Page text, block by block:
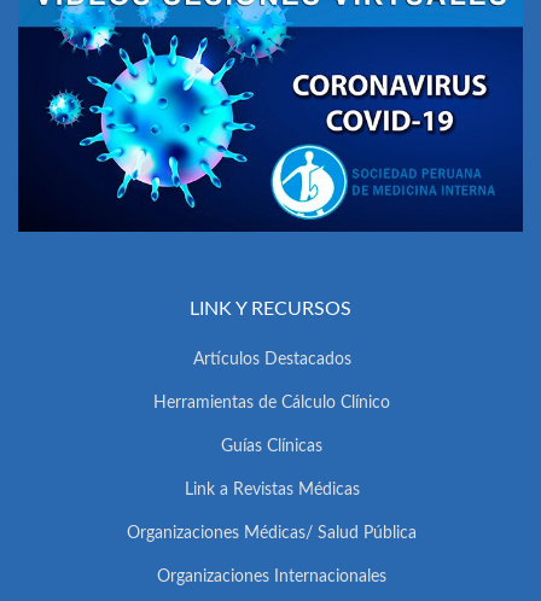
LINK Y RECURSOS
Artículos Destacados
Herramientas de Cálculo Clínico
Guías Clínicas
Link a Revistas Médicas
Organizaciones Médicas/ Salud Pública
Organizaciones Internacionales